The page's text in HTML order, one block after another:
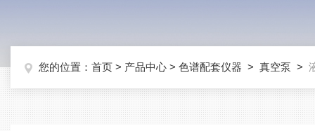
您的位置： 首页 > 产品中心 > 色谱配套仪器 > 真空泵 >